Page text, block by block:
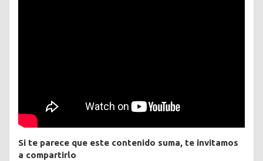
Si te parece que este contenido suma, te invitamos
a compartirlo